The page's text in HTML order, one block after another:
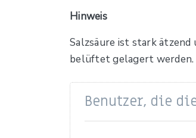
Hinweis
Salzsäure ist stark
belüftet gelagert werden.
Benutzer, die